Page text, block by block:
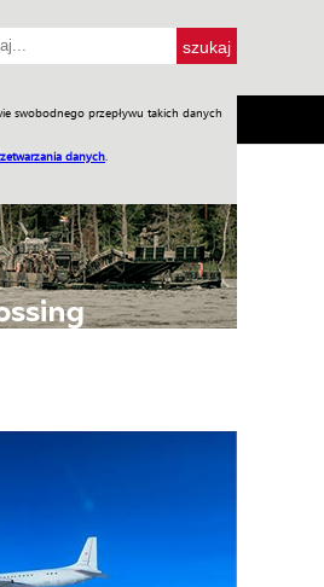
swobodnego przepływu takich danych
danych
Praca w WIW